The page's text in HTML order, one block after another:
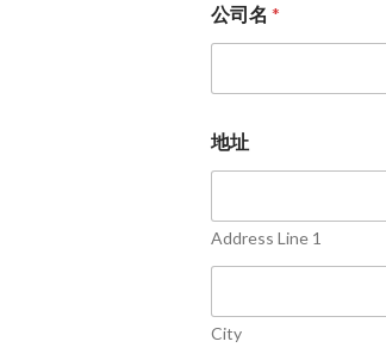
公司名 *
地址
Address Line 1
City